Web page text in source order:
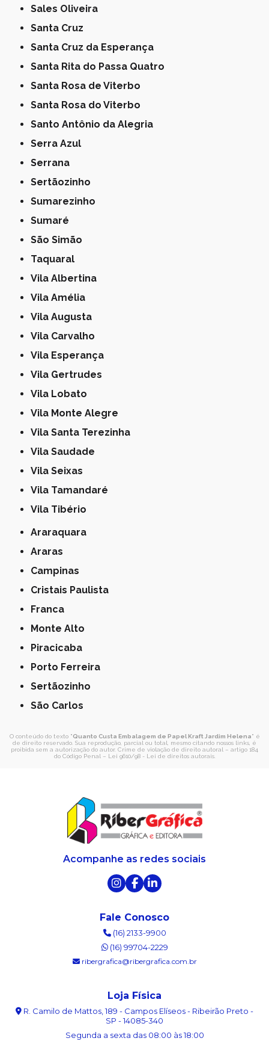
Sales Oliveira
Santa Cruz
Santa Cruz da Esperança
Santa Rita do Passa Quatro
Santa Rosa de Viterbo
Santa Rosa do Viterbo
Santo Antônio da Alegria
Serra Azul
Serrana
Sertãozinho
Sumarezinho
Sumaré
São Simão
Taquaral
Vila Albertina
Vila Amélia
Vila Augusta
Vila Carvalho
Vila Esperança
Vila Gertrudes
Vila Lobato
Vila Monte Alegre
Vila Santa Terezinha
Vila Saudade
Vila Seixas
Vila Tamandaré
Vila Tibério
Araraquara
Araras
Campinas
Cristais Paulista
Franca
Monte Alto
Piracicaba
Porto Ferreira
Sertãozinho
São Carlos
O conteúdo do texto "Quanto Custa Embalagem de Papel Kraft Jardim Helena" é
de direito reservado. Sua reprodução, parcial ou total, mesmo citando nossos links, é
proibida sem a autorização do autor. Crime de violação de direito autoral – artigo 184
do Código Penal – Lei 9610/98 - Lei de direitos autorais.
Acompanhe as redes sociais
Fale Conosco
(16) 2133-9900
(16) 99704-2229
ribergrafica@ribergrafica.com.br
Loja Física
R. Camilo de Mattos, 189 - Campos Elíseos - Ribeirão Preto -
SP - 14085-340
Segunda a sexta das 08:00 às 18:00